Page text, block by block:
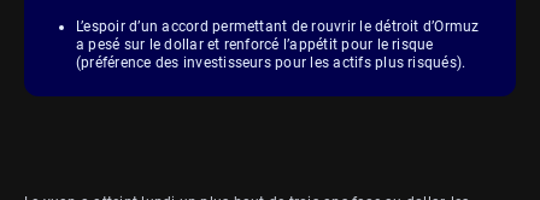
L’espoir d’un accord permettant de rouvrir le détroit d’Ormuz
a pesé sur le dollar et renforcé l’appétit pour le risque
(préférence des investisseurs pour les actifs plus risqués).